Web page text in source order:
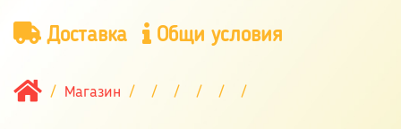
Доставка Общи условия
Магазин